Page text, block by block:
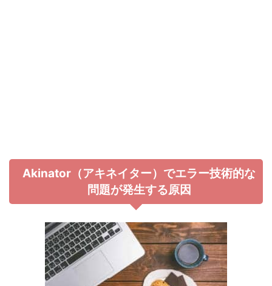
Akinator（アキネイター）でエラー技術的な
問題が発生する原因